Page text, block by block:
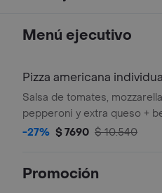
Menú ejecutivo
Pizza americana
bebida lata
Salsa de tomates,
pepperoni y extra queso +
350cc en lata
-27% $ 7690 $ 10.540
Promoción